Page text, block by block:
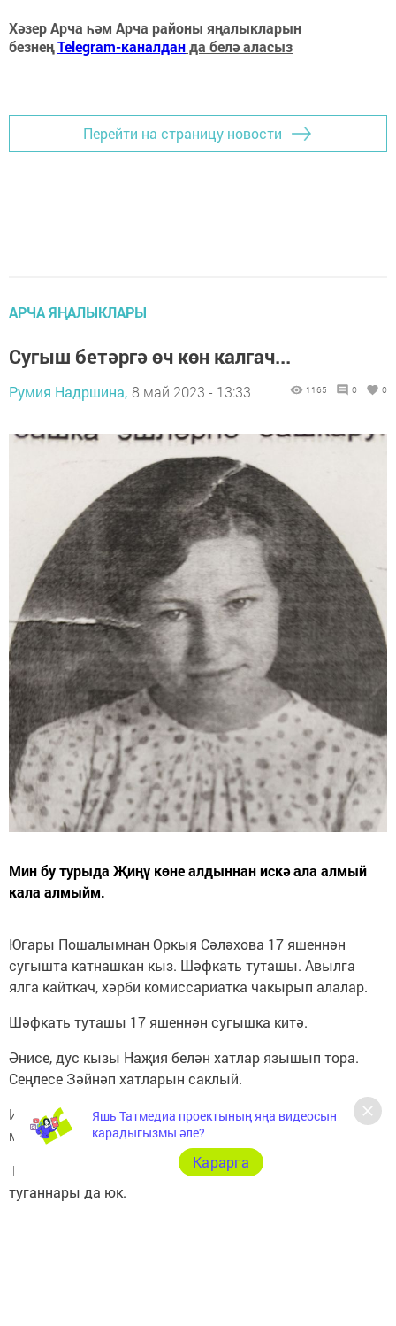
Хәзер Арча һәм Арча районы яңалыкларын
безнеңTelegram-каналданда белә аласыз
Перейти на страницу новости
АРЧА ЯҢАЛЫКЛАРЫ
Сугыш бетәргә өч көн калгач...
Румия Надршина, 8 май 2023 - 13:33 1165 0 0
Мин бу турыда Җиңү көне алдыннан искә ала алмый
кала алмыйм.
Югары Пошалымнан Оркыя Сәләхова 17 яшеннән
сугышта катнашкан кыз. Шәфкать туташы. Авылга
ялга кайткач, хәрби комиссариатка чакырып алалар.
Шәфкать туташы 17 яшеннән сугышка китә.
Әнисе, дус кызы Наҗия белән хатлар язышып тора.
Сеңлесе Зәйнәп хатларын саклый.
Исән-сау сугыштан кайтам дигәндә генә, 1945 елның 6
маенда алган яралардан Чехословакиядә һәлак була.
Кызганыч, Югары Пошалымда инде Оркыяның өе дә,
туганнары да юк.
Яшь Татмедиа проектының яңа видеосын
карадыгызмы әле?
Карарга